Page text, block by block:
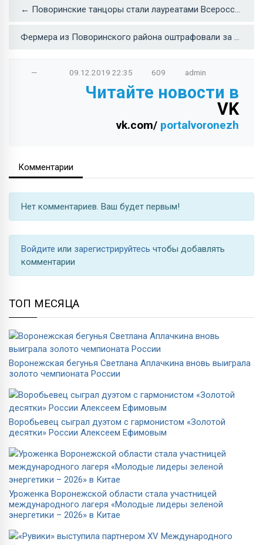
← Поворинские танцоры стали лауреатами Всероссийского конкурса «Оскольские звездочки»
Фермера из Поворинского района оштрафовали за самозахват 20 га земли →
— 09.12.2019 22:35 609 admin
Читайте новости в
VK
vk.com/ portalvoronezh
Комментарии
Нет комментариев. Ваш будет первым!
Войдите или зарегистрируйтесь чтобы добавлять
комментарии
ТОП МЕСЯЦА
Воронежская бегунья Светлана Аплачкина вновь выиграла
золото чемпионата России
Воробьевец сыграл дуэтом с гармонистом «Золотой
десятки» России Алексеем Ефимовым
Уроженка Воронежской области стала участницей
международного лагеря «Молодые лидеры зеленой
энергетики – 2026» в Китае